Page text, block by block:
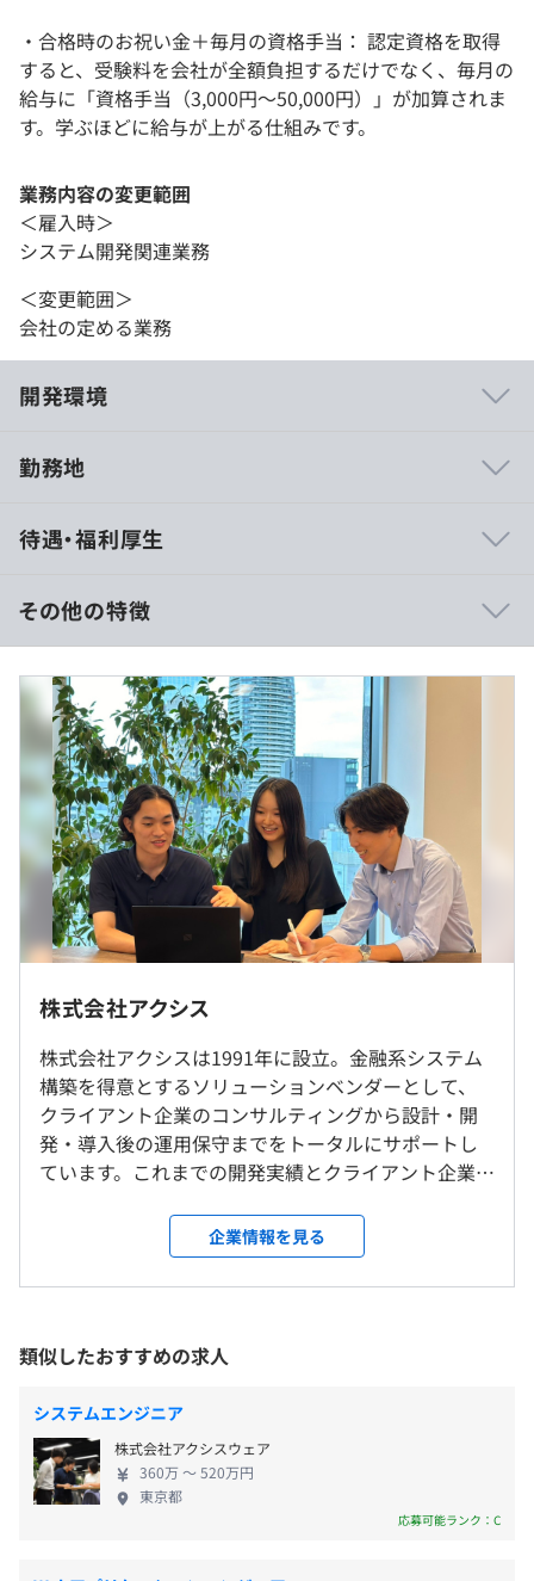
・合格時のお祝い金＋毎月の資格手当： 認定資格を取得
すると、受験料を会社が全額負担するだけでなく、毎月の
給与に「資格手当（3,000円〜50,000円）」が加算されま
す。学ぶほどに給与が上がる仕組みです。
業務内容の変更範囲
＜雇入時＞
システム開発関連業務
＜変更範囲＞
会社の定める業務
開発環境
・チーム体制が整っており、仕事の効率化が最大限に引上
す。
また、上司がメンバーの仕事や成果を把握しやすく、若
いうちから上流工程を担当・リーダーへ抜擢等、志向性・
能力に応じた体制が整っています。
・年2回の個人面談では半期振り返りや今後のキャリアプ
ランについて上長と話ができる機会があります。
・人財、つまり会社のメンバー一人ひとりの力を大切にし
ています。常に助け合い、個々の能力を高め合う社風を大
切にし、新卒入社5年目以内の定着率は90%を誇ります。
「全社員の物心両面の幸せを実現する」ことを経営理念
の一番最初に掲げています。社員の幸せを実現することを
本気で考え、取り組んでいます。
・階層別研修
・スキルアップ研修
・ｅ-ラーニング研修
・資格取得支援
相談のうえ、ご希望のマシンを支給します。
Docker
勤務地
◎社内、もしくはお客さま先での勤務となります。
◎リモート勤務可。
◎転勤はありません。
就業場所の変更範囲
東京本社、プロジェクト先、自宅
受動喫煙防止措置に関する事項
従業員に対する受動喫煙対策：屋内原則禁煙（喫煙室あ
り）
※客先常駐勤務の場合は、勤務先事業所における受動喫煙
対策に準拠
待遇・福利厚生
400万 〜 600万円の事例
《賃金形態》
◼︎月給制
◼︎月給：約260,000円～約390,000円
・賃金内訳：月額（基本給）：約240,000円～361,000円
・固定残業代(10時間分)：約20,000円～約29,000円
※月給は固定手当を含めた表記です。
（※想定年収は年収提示額を保証するものではありません）
9:00～17:30（実労働時間：7時間30分）
※※プロジェクトにより始業・終業時刻が異なる場合があ
ります
休憩時間：60分（11:45～12:45）
・完全週休2日制（土・日）
・祝祭日
・夏季休暇（3日）
・年末年始休暇（5日）
・有給休暇（10〜40日／初年度10日支給／半日使用可／
翌年度繰越有）
・慶弔休暇
・育児休暇
その他の特徴
株式会社アクシス
株式会社アクシスは1991年に設立。金融系システム
構築を得意とするソリューションベンダーとして、
クライアント企業のコンサルティングから設計・開
発・導入後の運用保守までをトータルにサポートし
ています。これまでの開発実績とクライアント企業か
を続けています。 弊社の事業分野は多岐にわたり、
いろいろな事業にチャレンジしています。そのため、
エンジニアとして様々なプロジェクトに関わること
将来的には、チームマネジメントや組織経営などに
も参加していただける逸材へと成長してもらえるこ
とを期待しています。 弊社では社員が働きやすい環
境づくりに注力しています。風通しがよく、年齢や経
験に関係なく、建設的な意見交換ができる社風。 階
層別研修や、テクニカルスキル、ヒューマンスキル
の研修の実施等、一人ひとりがスキルアップできる
たい、チャレンジしたいという方からの応募を心待
企業情報を見る
類似したおすすめの求人
システムエンジニア
株式会社アクシスウェア
360万 〜 520万円
東京都
応募可能ランク：C